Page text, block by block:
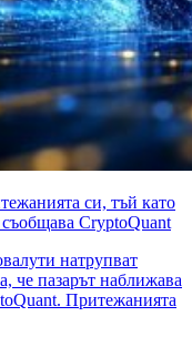
си, тъй като
CryptoQuant
натрупват
че пазарът наближава
Притежанията